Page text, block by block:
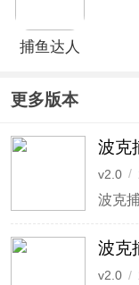
捕鱼达人
版
更多版本
波克
v2.0 /
波克
v2.0 /